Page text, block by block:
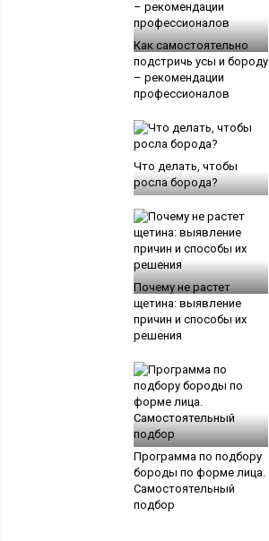
Как самостоятельно
подстричь усы и бороду
– рекомендации
профессионалов
Что делать, чтобы
росла борода?
Почему не растет
щетина: выявление
причин и способы их
решения
Программа по подбору
бороды по форме лица.
Самостоятельный
подбор